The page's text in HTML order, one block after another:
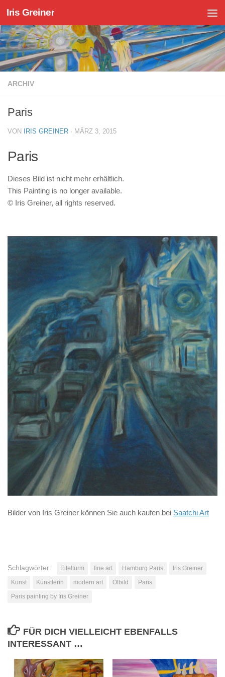
Zum Inhalt springen
Iris Greiner
ARCHIV
Paris
VON IRIS GREINER · MÄRZ 3, 2015
Paris
Dieses Bild ist nicht mehr erhältlich.
This Painting is no longer available.
© Iris Greiner, all rights reserved.
Bilder von Iris Greiner können Sie auch kaufen bei Saatchi Art
Schlagwörter: Eifelturm fine art Hamburg Paris
Iris Greiner
Kunst
Künstlerin modern art Ölbild
Paris
Paris painting by Iris Greiner
FÜR DICH VIELLEICHT EBENFALLS
INTERESSANT …